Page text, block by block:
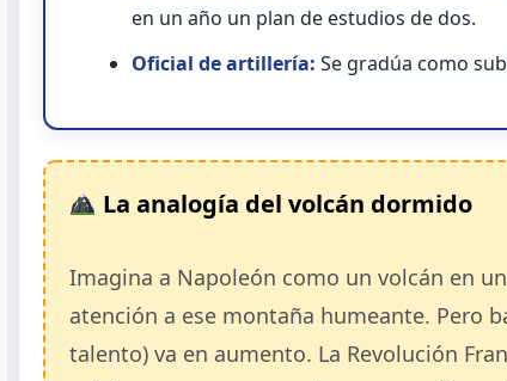
en un año un plan de estudios de dos.
Oficial de artillería: Se gradúa como
La analogía del volcán dormido
Imagina a Napoleón como un volcán en
atención a ese montaña humeante. Pero
talento) va en aumento. La Revolución